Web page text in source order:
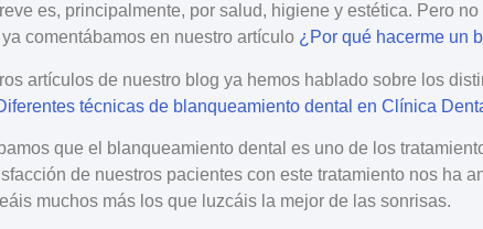
es, principalmente, por salud, higiene y estética. Pero
ya comentábamos en nuestro artículo ¿Por qué hacerme un
artículos de nuestro blog ya hemos hablado sobre los
técnicas de blanqueamiento dental en Clínica
que el blanqueamiento dental es uno de los
de nuestros pacientes con este tratamiento nos ha
muchos más los que luzcáis la mejor de las sonrisas.